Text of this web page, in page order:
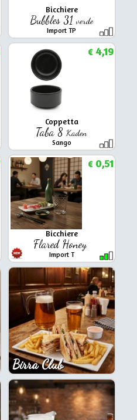
Bicchiere
Bubbles 31verde
Import TP
Coppetta
Taba 8 Kaden
Sango
€4,19
Bicchiere
Flared Honey
Import T
€0,51
Birra Club